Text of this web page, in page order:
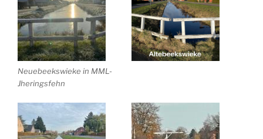
Neuebeekswieke in MML-
Jheringsfehn